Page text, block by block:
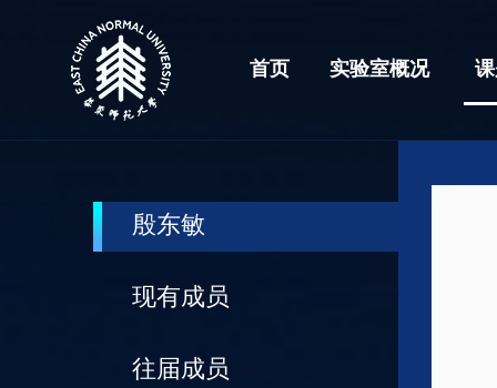
首页 实验室概况
殷东敏
现有成员
往届成员